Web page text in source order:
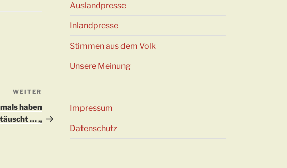
Beitrag
WEITER
haben
… „
Auslandpresse
Inlandpresse
Stimmen aus dem Volk
Unsere Meinung
Impressum
Datenschutz